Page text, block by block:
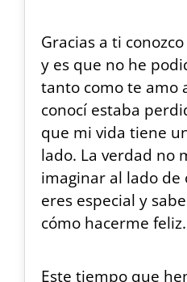
Gracias a ti
y es que no he
tanto como te amo
conocí estaba
que mi vida tiene
lado. La verdad no
imaginar al lado de
eres especial y
cómo hacerme feliz.
Este tiempo que